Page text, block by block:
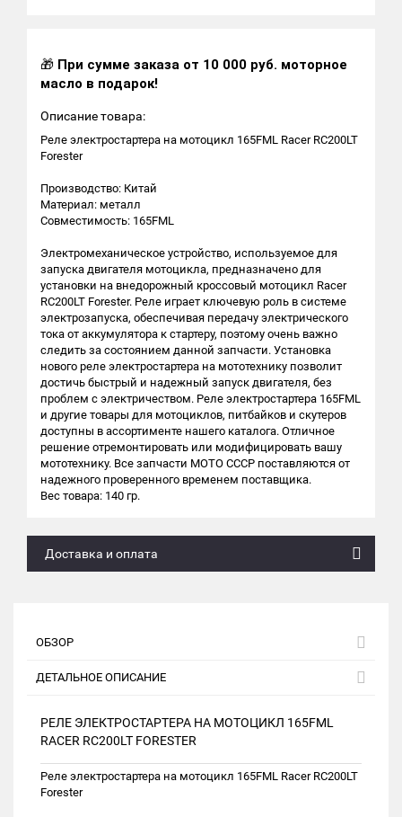
🎁 При сумме заказа от 10 000 руб. моторное
масло в подарок!
Описание товара:
Реле электростартера на мотоцикл 165FML Racer RC200LT
Forester
Производство: Китай
Материал: металл
Совместимость: 165FML
Электромеханическое устройство, используемое для
запуска двигателя мотоцикла, предназначено для
установки на внедорожный кроссовый мотоцикл Racer
RC200LT Forester. Реле играет ключевую роль в системе
электрозапуска, обеспечивая передачу электрического
тока от аккумулятора к стартеру, поэтому очень важно
следить за состоянием данной запчасти. Установка
нового реле электростартера на мототехнику позволит
достичь быстрый и надежный запуск двигателя, без
проблем с электричеством. Реле электростартера 165FML
и другие товары для мотоциклов, питбайков и скутеров
доступны в ассортименте нашего каталога. Отличное
решение отремонтировать или модифицировать вашу
мототехнику. Все запчасти МОТО СССР поставляются от
надежного проверенного временем поставщика.
Вес товара: 140 гр.
Доставка и оплата
ОБЗОР
ДЕТАЛЬНОЕ ОПИСАНИЕ
РЕЛЕ ЭЛЕКТРОСТАРТЕРА НА МОТОЦИКЛ 165FML
RACER RC200LT FORESTER
Реле электростартера на мотоцикл 165FML Racer RC200LT
Forester